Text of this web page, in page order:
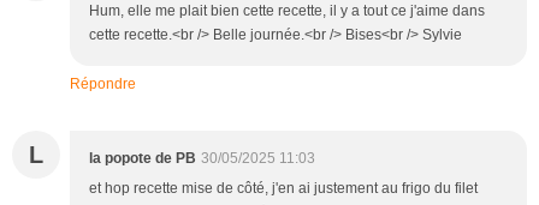
Hum, elle me plait bien cette recette, il y a tout ce j'aime dans
cette recette.<br /> Belle journée.<br /> Bises<br /> Sylvie
Répondre
L la popote de PB 30/05/2025 11:03
et hop recette mise de côté, j'en ai justement au frigo du filet